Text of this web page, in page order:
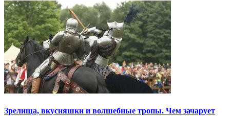
Зрелища, вкусняшки и волшебные тропы. Чем зачарует